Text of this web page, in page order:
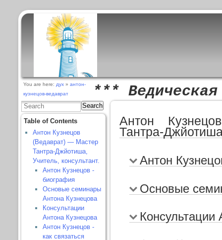
***
You are here:дух »антон-
кузнецов-ведаврат
Search
Table of Contents
Антон Кузнецов
(Ведаврат) — Мастер
Тантра-Джйотиша,
Учитель, консультант.
Антон Кузнецов -
биография
Основые семинары
Антона Кузнецова
Консультации
Антона Кузнецова
Антон Кузнецов -
как связаться
Антон
Тантра-
Антон
Основые
Консультации